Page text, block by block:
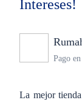
Intereses!
Pago
La mejor